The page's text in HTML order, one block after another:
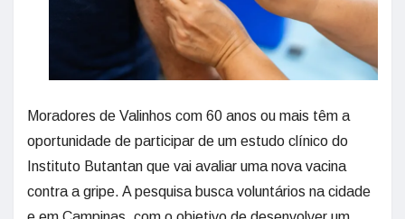
Moradores de Valinhos com 60 anos ou mais têm a
oportunidade de participar de um estudo clínico do
Instituto Butantan que vai avaliar uma nova vacina
contra a gripe. A pesquisa busca voluntários na cidade